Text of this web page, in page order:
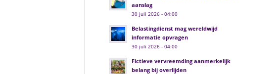
aanslag
30 juli 2026 - 04:00
Belastingdienst mag wereldwijd
informatie opvragen
30 juli 2026 - 04:00
Fictieve vervreemding aanmerkelijk
belang bij overlijden